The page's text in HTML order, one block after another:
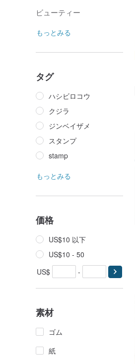
ビューティー
もっとみる
タグ
ハシビロコウ
クジラ
ジンベイザメ
スタンプ
stamp
もっとみる
価格
US$10 以下
US$10 - 50
US$
-
素材
ゴム
紙